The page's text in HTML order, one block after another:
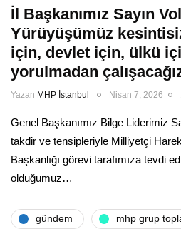
İl Başkanımız Sayın
Yürüyüşümüz
için, devlet için, ülkü
yorulmadan
Yazan MHP İstanbul Nisan 7, 2026
Genel Başkanımız Bilge Liderimiz
takdir ve tensipleriyle Milliyetçi
Başkanlığı görevi tarafımıza tevdi
olduğumuz…
gündem mhp grup